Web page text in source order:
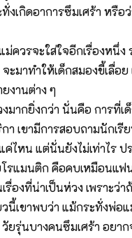
งเกิดอาการซึมเศร้า หรือ
ม่ควรจะใส่ใจอีกเรื่องห
ะมาทำให้เด็กสมองขี้เลื่อ
งานต่าง ๆ
มากยิ่งกว่า นั่นคือ การที่
กา เขามีการสอบถามนัก
ค่ไหน แต่นั่นยังไม่เท่าไร
รแมนติก คือคบเหมือนแฟ
รื่องที่น่าเป็นห่วง เพราะ
นี้เขาพบว่า แม้กระทั่งพ่อแ
วัยรุ่นบางคนซึมเศร้า อย